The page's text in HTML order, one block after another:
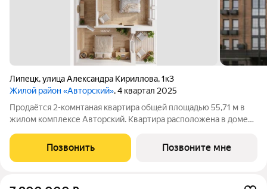
Липецк,улица Александра Кириллова,1к3
Жилой район «Авторский», 4 квартал 2025
Продаётся 2-комнтаная квартира общей площадью 55,71 м в
жилом комплексе Авторский. Квартира расположена в доме
вид на город! 13,82 Европланировка с кухней, совмещенной с
гостиной, создаёт
Позвонить Позвоните мне